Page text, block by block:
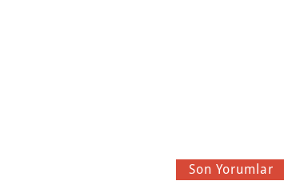
Son Yorumlar